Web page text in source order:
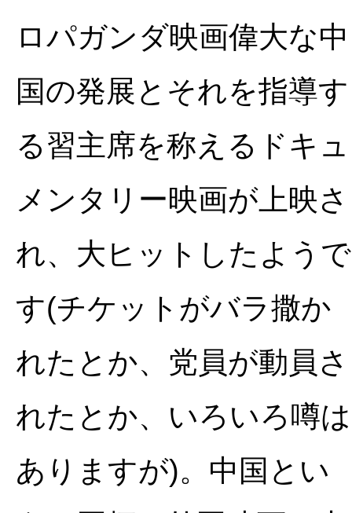
ロパガンダ映画偉大な中
国の発展とそれを指導す
る習主席を称えるドキュ
メンタリー映画が上映さ
れ、大ヒットしたようで
す(チケットがバラ撒か
れたとか、党員が動員さ
れたとか、いろいろ噂は
ありますが)。中国とい